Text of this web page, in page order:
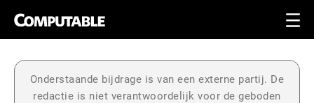
Onderstaande bijdrage is van een externe partij. De
redactie is niet verantwoordelijk voor de geboden